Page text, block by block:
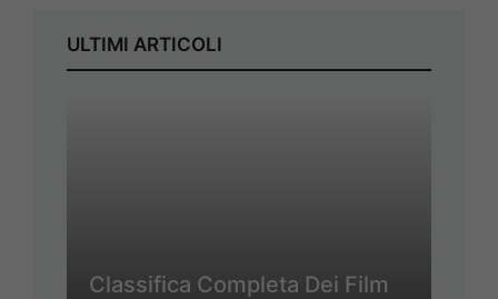
ULTIMI ARTICOLI
Classifica Completa Dei Film